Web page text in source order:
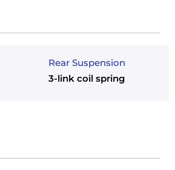
Rear Suspension
3-link coil spring